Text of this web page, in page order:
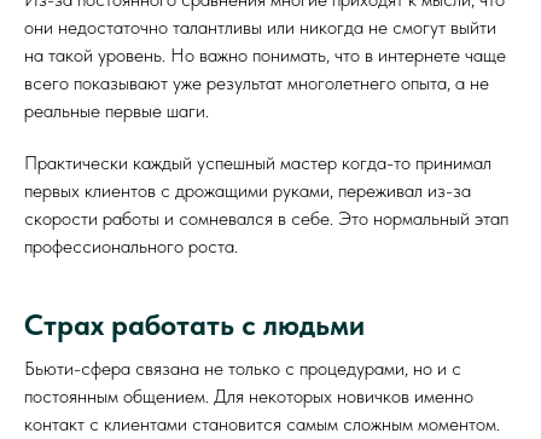
они недостаточно талантливы или никогда не смогут выйти
на такой уровень. Но важно понимать, что в интернете чаще
всего показывают уже результат многолетнего опыта, а не
реальные первые шаги.
Практически каждый успешный мастер когда-то принимал
первых клиентов с дрожащими руками, переживал из-за
скорости работы и сомневался в себе. Это нормальный этап
профессионального роста.
Страх работать с людьми
Бьюти-сфера связана не только с процедурами, но и с
постоянным общением. Для некоторых новичков именно
контакт с клиентами становится самым сложным моментом.